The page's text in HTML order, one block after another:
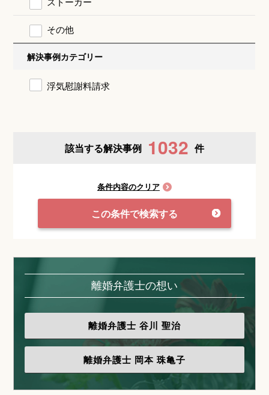
その他
解決事例カテゴリー
浮気慰謝料請求
該当する解決事例 1032 件
条件内容のクリア
この条件で検索する
離婚弁護士の想い
離婚弁護士 谷川 聖治
離婚弁護士 岡本 珠亀子